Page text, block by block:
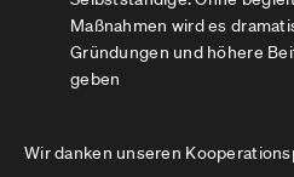
Maßnahmen wird es
Gründungen und höhere
geben
Wir danken unseren